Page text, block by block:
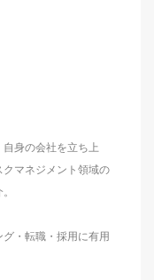
身の会社を立ち上
マネジメント領域の
・転職・採用に有用